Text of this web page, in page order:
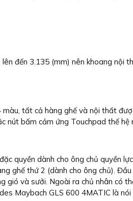
đến 3.135 (mm) nên khoang nội
tất cả hàng ghế và nội thất
nút bấm cảm ứng Touchpad thế hệ
quyền dành cho ông chủ quyền
ghế thứ 2 (dành cho ông chủ).
và sưởi. Ngoài ra chủ nhân có
Maybach GLS 600 4MATIC là